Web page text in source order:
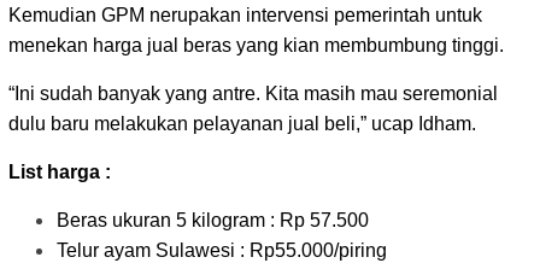
Kemudian GPM nerupakan intervensi pemerintah untuk
menekan harga jual beras yang kian membumbung tinggi.
“Ini sudah banyak yang antre. Kita masih mau seremonial
dulu baru melakukan pelayanan jual beli,” ucap Idham.
List harga :
Beras ukuran 5 kilogram : Rp 57.500
Telur ayam Sulawesi : Rp55.000/piring